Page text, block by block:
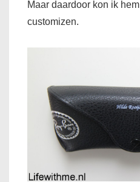
Maar daardoor kon ik
customizen.